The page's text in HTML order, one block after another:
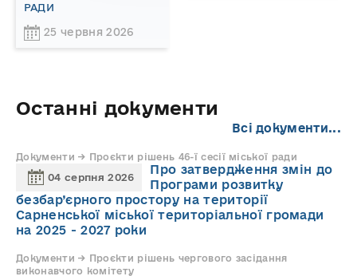
РАДИ
25 червня 2026
Останні документи
Всі документи...
Документи → Проєкти рішень 46-ї сесії міської ради
04 серпня 2026
Про затвердження змін до
Програми розвитку
безбар’єрного простору на території
Сарненської міської територіальної громади
на 2025 - 2027 роки
Документи → Проєкти рішень чергового засідання
виконавчого комітету